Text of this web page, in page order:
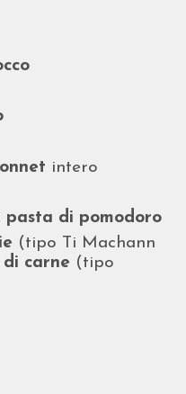
intero
pasta di pomodoro
(tipo Ti Machann
carne (tipo